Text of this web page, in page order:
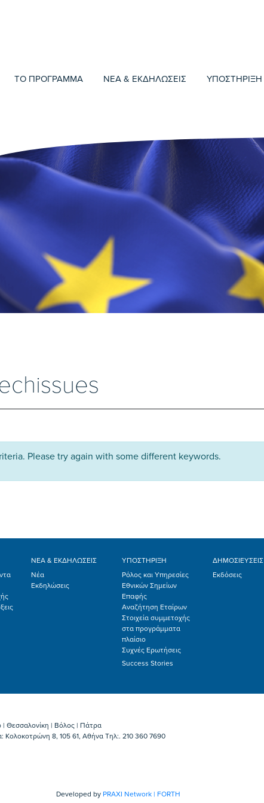
ΤΟ ΠΡΟΓΡΑΜΜΑ ΝΕΑ & ΕΚΔΗΛΩΣΕΙΣ ΥΠΟΣΤΗΡΙΞΗ
Please try again with some different keywords.
ΝΕΑ & ΕΚΔΗΛΩΣΕΙΣ
Νέα
Εκδηλώσεις
ΥΠΟΣΤΗΡΙΞΗ
Ρόλος και Υπηρεσίες
Εθνικών Σημείων
Επαφής
Αναζήτηση Εταίρων
Στοιχεία συμμετοχής
στα προγράμματα
πλαίσιο
Συχνές Ερωτήσεις
Success Stories
ΔΗΜΟΣΙΕΥΣΕΙΣ
Εκδόσεις
| Θεσσαλονίκη | Βόλος | Πάτρα
Kολοκοτρώνη 8, 105 61, Αθήνα Τηλ:. 210 360 7690
Developed by PRAXI Network | FORTH